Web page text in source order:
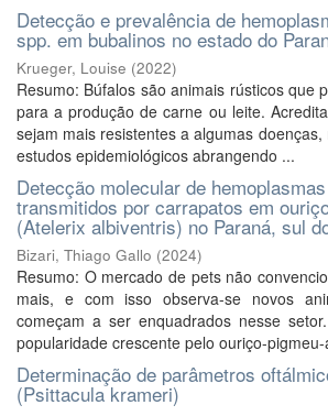
Detecção e prevalência de
spp. em bubalinos no estado do
Krueger, Louise (2022)
Resumo: Búfalos são animais rústicos que
para a produção de carne ou leite.
sejam mais resistentes a algumas
estudos epidemiológicos abrangendo ...
Detecção molecular de
transmitidos por carrapatos em
(Atelerix albiventris) no Paraná, sul
Bizari, Thiago Gallo (2024)
Resumo: O mercado de pets não
mais, e com isso observa-se novos
começam a ser enquadrados nesse
popularidade crescente pelo ouriço-
Determinação de parâmetros
(Psittacula krameri)